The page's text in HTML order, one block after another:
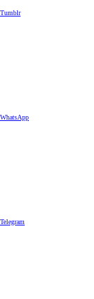
Tumblr
WhatsApp
Telegram